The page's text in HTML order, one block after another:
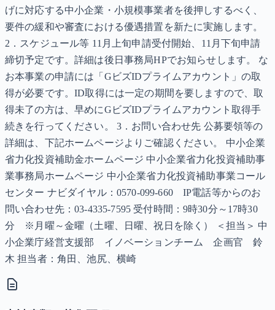
げに対応する中小企業・小規模事業者を後押しするべく、
要件の緩和や審査における優遇措置を新たに実施します。
2．スケジュール等 11月上旬申請受付開始、11月下旬申請
締切予定です。詳細は後日事務局HPでお知らせします。 な
お本事業の申請には「GビズIDプライムアカウント」の取
得が必要です。ID取得には一定の期間を要しますので、取
得未了の方は、早めにGビズIDプライムアカウント取得手
続きを行ってください。 3．お問い合わせ先 公募要領等の
詳細は、下記ホームページよりご確認ください。 中小企業
省力化投資補助金ホームページ 中小企業省力化投資補助事
業事務局ホームページ 中小企業省力化投資補助事業コール
センター ナビダイヤル：0570-099-660 IP電話等からのお
問い合わせ先：03-4335-7595 受付時間：9時30分～17時30
分 ※月曜～金曜（土曜、日曜、祝日を除く） ＜担当＞ 中
小企業庁経営支援部 イノベーションチーム 企画官 鈴
木 担当者：角田、池尻、横崎